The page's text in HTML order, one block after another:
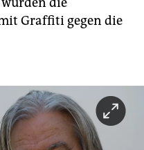
Graffiti gegen die